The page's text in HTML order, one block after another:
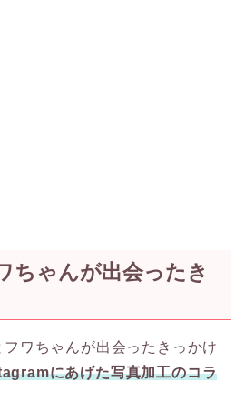
ちゃんが出会ったき
ワちゃんが出会ったきっかけ
にあげた写真加工のコラ